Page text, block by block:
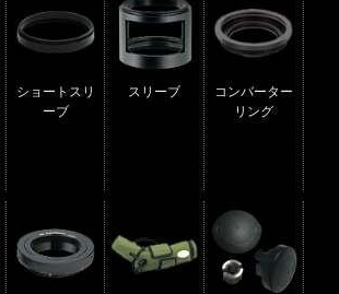
ショートスリ
ーブ
スリーブ
コンバーター
リング